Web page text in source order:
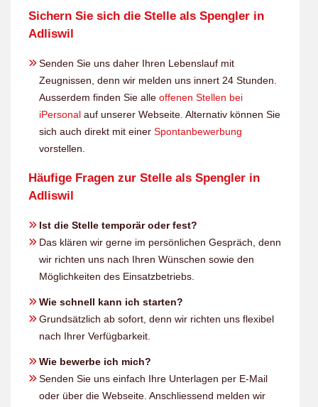
Sichern Sie sich die Stelle als Spengler in
Adliswil
Senden Sie uns daher Ihren Lebenslauf mit
Zeugnissen, denn wir melden uns innert 24 Stunden.
Ausserdem finden Sie alle offenen Stellen bei
iPersonal auf unserer Webseite. Alternativ können Sie
sich auch direkt mit einer Spontanbewerbung
vorstellen.
Häufige Fragen zur Stelle als Spengler in
Adliswil
Ist die Stelle temporär oder fest?
Das klären wir gerne im persönlichen Gespräch, denn
wir richten uns nach Ihren Wünschen sowie den
Möglichkeiten des Einsatzbetriebs.
Wie schnell kann ich starten?
Grundsätzlich ab sofort, denn wir richten uns flexibel
nach Ihrer Verfügbarkeit.
Wie bewerbe ich mich?
Senden Sie uns einfach Ihre Unterlagen per E-Mail
oder über die Webseite. Anschliessend melden wir